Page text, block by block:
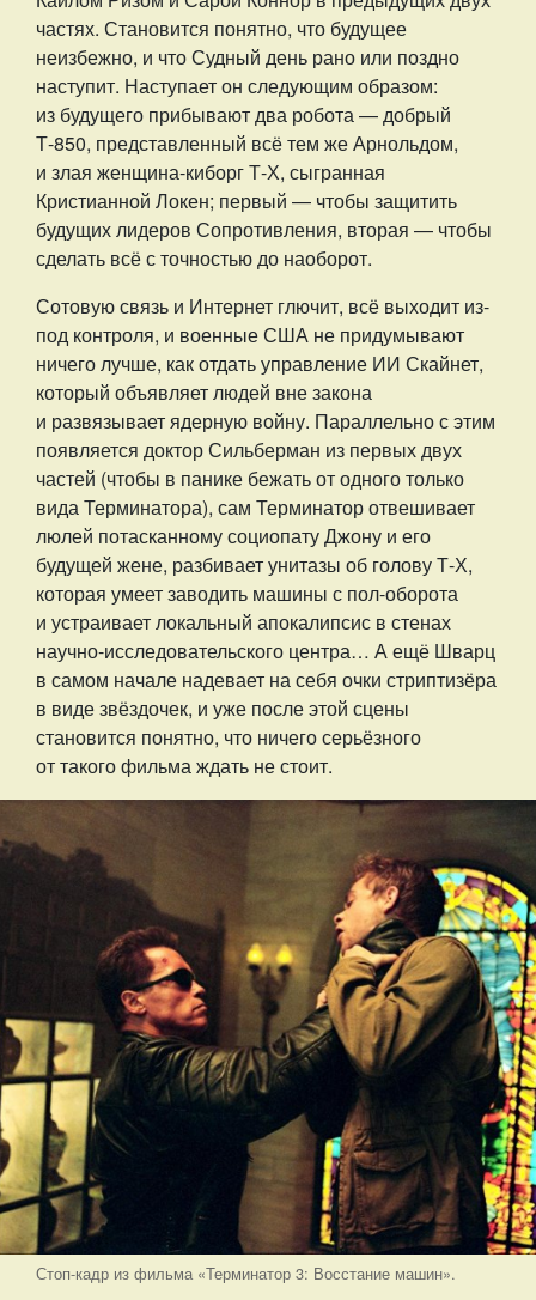
частях. Становится понятно, что будущее
неизбежно, и что Судный день рано или поздно
наступит. Наступает он следующим образом:
из будущего прибывают два робота — добрый
Т-850, представленный всё тем же Арнольдом,
и злая женщина-киборг Т-Х, сыгранная
Кристианной Локен; первый — чтобы защитить
будущих лидеров Сопротивления, вторая — чтобы
сделать всё с точностью до наоборот.
Сотовую связь и Интернет глючит, всё выходит из-
под контроля, и военные США не придумывают
ничего лучше, как отдать управление ИИ Скайнет,
который объявляет людей вне закона
и развязывает ядерную войну. Параллельно с этим
появляется доктор Сильберман из первых двух
частей (чтобы в панике бежать от одного только
вида Терминатора), сам Терминатор отвешивает
люлей потасканному социопату Джону и его
будущей жене, разбивает унитазы об голову Т-Х,
которая умеет заводить машины с пол-оборота
и устраивает локальный апокалипсис в стенах
научно-исследовательского центра… А ещё Шварц
в самом начале надевает на себя очки стриптизёра
в виде звёздочек, и уже после этой сцены
становится понятно, что ничего серьёзного
от такого фильма ждать не стоит.
Стоп-кадр из фильма «Терминатор 3: Восстание машин».